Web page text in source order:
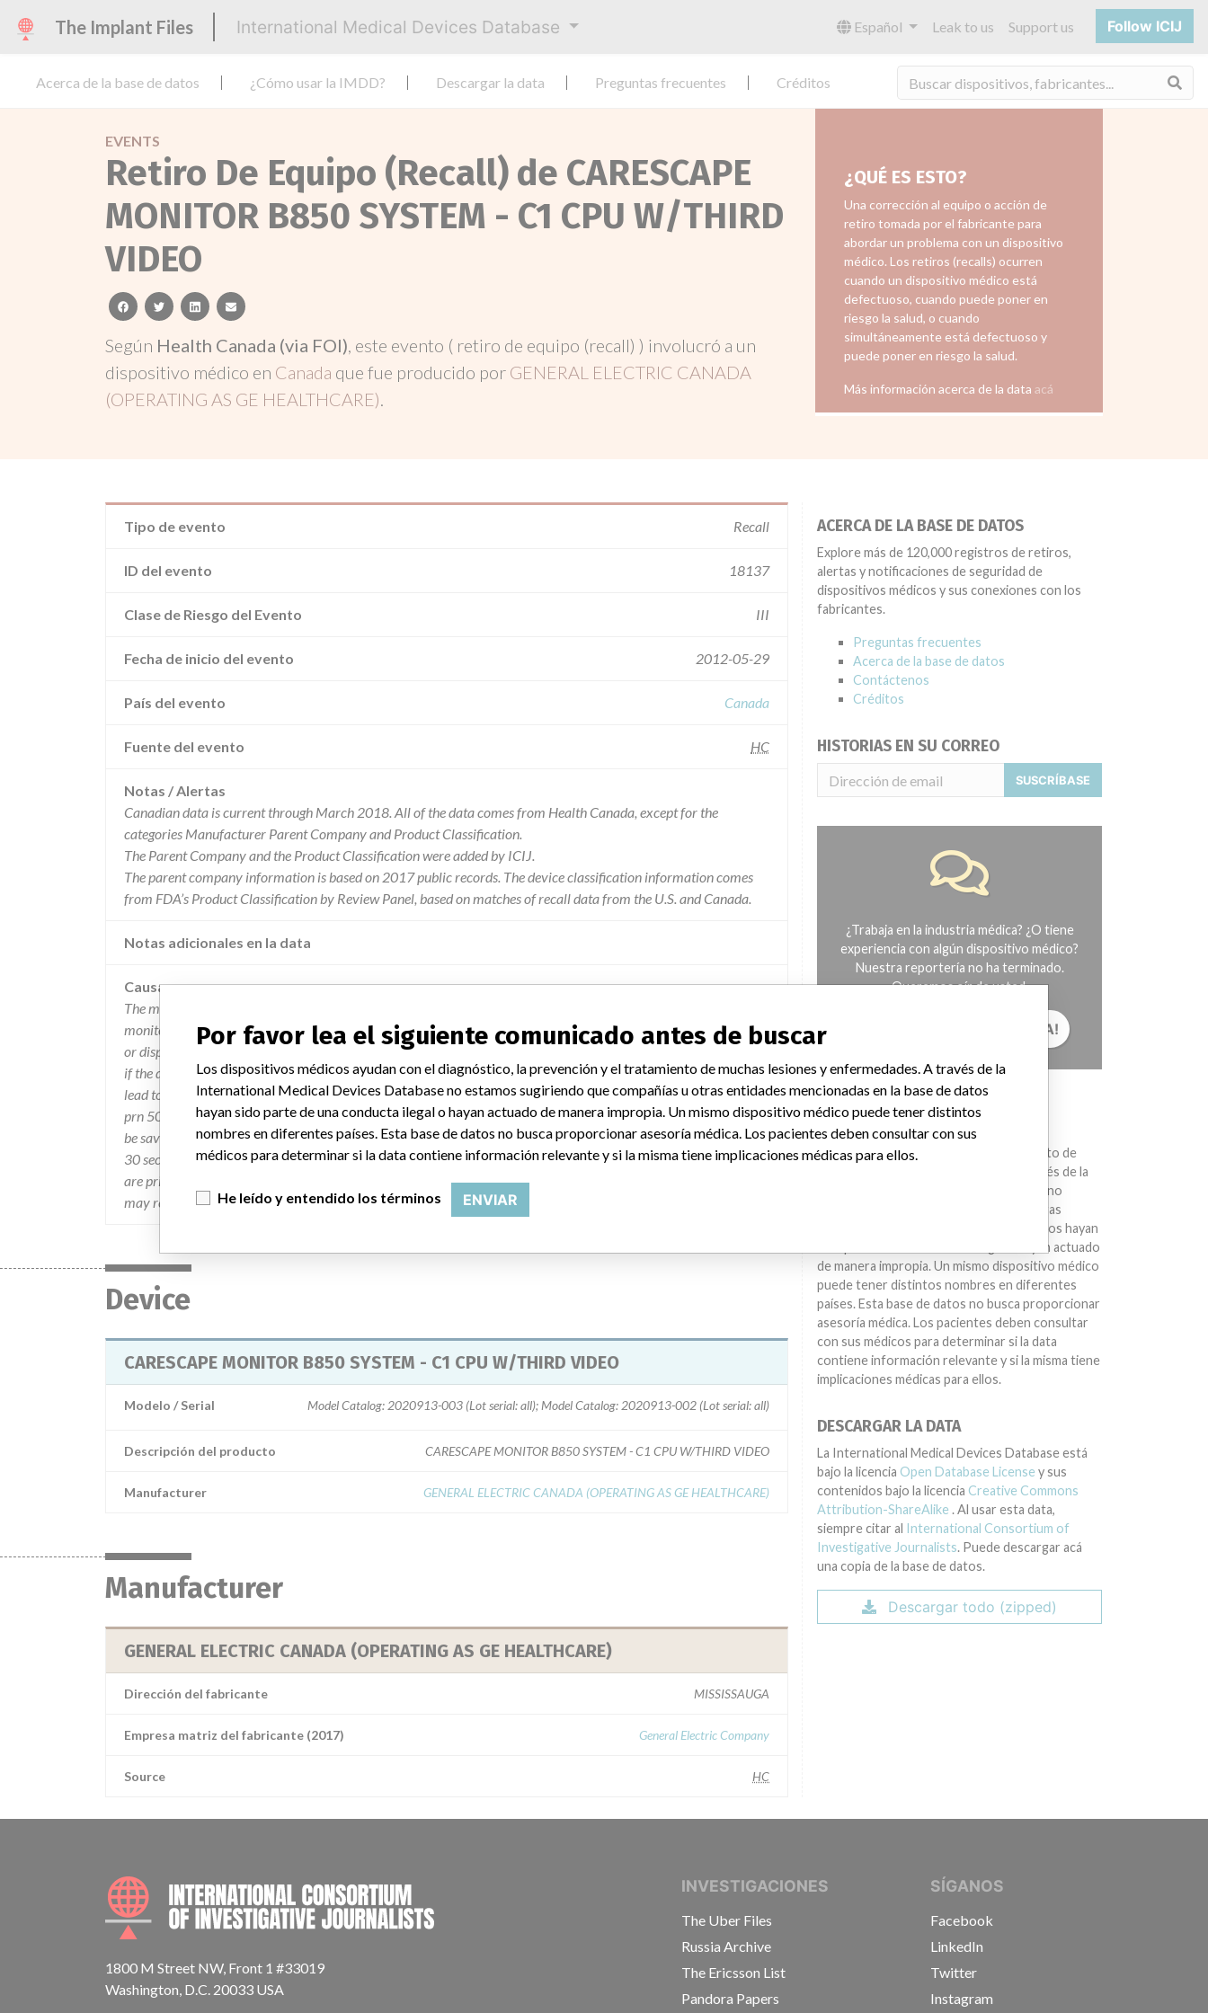
The Implant Files International Medical Devices Database Español Leak to us Support us Follow ICIJ
Acerca de la base de datos ¿Cómo usar la IMDD? Descargar la data Preguntas frecuentes Créditos
EVENTS
Retiro De Equipo (Recall) de CARESCAPE
MONITOR B850 SYSTEM - C1 CPU W/THIRD
VIDEO
facebooktwitterlinkedinemail
Según Health Canada (via FOI), este evento ( retiro de equipo (recall) ) involucró a un
dispositivo médico en Canada que fue producido por GENERAL ELECTRIC CANADA
(OPERATING AS GE HEALTHCARE).
¿QUÉ ES ESTO?
Una corrección al equipo o acción de
retiro tomada por el fabricante para
abordar un problema con un dispositivo
médico. Los retiros (recalls) ocurren
cuando un dispositivo médico está
defectuoso, cuando puede poner en
riesgo la salud, o cuando
simultáneamente está defectuoso y
puede poner en riesgo la salud.
Más información acerca de la data acá
Tipo de evento Recall
ID del evento 18137
Clase de Riesgo del Evento III
Fecha de inicio del evento 2012-05-29
País del evento Canada
Fuente del evento HC
Notas / Alertas
Canadian data is current through March 2018. All of the data comes from Health Canada, except for the
categories Manufacturer Parent Company and Product Classification.
The Parent Company and the Product Classification were added by ICIJ.
The parent company information is based on 2017 public records. The device classification information comes
from FDA’s Product Classification by Review Panel, based on matches of recall data from the U.S. and Canada.
Notas adicionales en la data
Causa
The monitor may enter into a constant boot loop causing it to reboot continuously and will cause loss of overall
monitoring and may lead to delayed treatment. when the usb cable connected to the carescape monitor b850 cpu
or display is insecurely connected or faulty and is able to move the monitor may reboot. reboot may also happen
if the display is continuously set on and off several times. the reboot will cause loss of overall monitoring and may
lead to delayed treatment. there is a remote printing issue with currently printing prn 50 recorder. if the recorder
prn 50 is currently printing when carescape monitor b850 sends printing request to that prn 50 the printing will
be saved only after 12 seconds. the print job will be printed after the printer is ready if the waiting time is less than
30 seconds. b) when the user starts the printing from cic pro to the prn 50 located at the cic pro the printing jobs
are printed locally at the bedside if the network prn 50 is busy. the monitor reboots due to an x server freeze and
may reboot when the monitor is viewed from cic pro or when the printing is initiated from cic pro.
Device
CARESCAPE MONITOR B850 SYSTEM - C1 CPU W/THIRD VIDEO
Modelo / Serial Model Catalog: 2020913-003 (Lot serial: all); Model Catalog: 2020913-002 (Lot serial: all)
Descripción del producto CARESCAPE MONITOR B850 SYSTEM - C1 CPU W/THIRD VIDEO
Manufacturer GENERAL ELECTRIC CANADA (OPERATING AS GE HEALTHCARE)
Manufacturer
GENERAL ELECTRIC CANADA (OPERATING AS GE HEALTHCARE)
Dirección del fabricante MISSISSAUGA
Empresa matriz del fabricante (2017) General Electric Company
Source HC
ACERCA DE LA BASE DE DATOS
Explore más de 120,000 registros de retiros,
alertas y notificaciones de seguridad de
dispositivos médicos y sus conexiones con los
fabricantes.
Preguntas frecuentes
Acerca de la base de datos
Contáctenos
Créditos
HISTORIAS EN SU CORREO
SUSCRÍBASE
¿Trabaja en la industria médica? ¿O tiene
experiencia con algún dispositivo médico?
Nuestra reportería no ha terminado.
Queremos oír de usted.
¡CUÉNTANOS TU HISTORIA!
AVISO
Los dispositivos médicos ayudan con el
diagnóstico, la prevención y el tratamiento de
muchas lesiones y enfermedades. A través de la
International Medical Devices Database no
estamos sugiriendo que compañías u otras
entidades mencionadas en la base de datos hayan
sido parte de una conducta ilegal o hayan actuado
de manera impropia. Un mismo dispositivo médico
puede tener distintos nombres en diferentes
países. Esta base de datos no busca proporcionar
asesoría médica. Los pacientes deben consultar
con sus médicos para determinar si la data
contiene información relevante y si la misma tiene
implicaciones médicas para ellos.
DESCARGAR LA DATA
La International Medical Devices Database está
bajo la licencia Open Database License y sus
contenidos bajo la licencia Creative Commons
Attribution-ShareAlike . Al usar esta data,
siempre citar al International Consortium of
Investigative Journalists. Puede descargar acá
una copia de la base de datos.
Descargar todo (zipped)
INTERNATIONAL CONSORTIUM OF INVESTIGATIVE JOURNALISTS
1800 M Street NW, Front 1 #33019
Washington, D.C. 20033 USA
INVESTIGACIONES
The Uber Files
Russia Archive
The Ericsson List
Pandora Papers
SÍGANOS
Facebook
LinkedIn
Twitter
Instagram
Por favor lea el siguiente comunicado antes de buscar
Los dispositivos médicos ayudan con el diagnóstico, la prevención y el tratamiento de muchas lesiones y enfermedades. A través de la
International Medical Devices Database no estamos sugiriendo que compañías u otras entidades mencionadas en la base de datos
hayan sido parte de una conducta ilegal o hayan actuado de manera impropia. Un mismo dispositivo médico puede tener distintos
nombres en diferentes países. Esta base de datos no busca proporcionar asesoría médica. Los pacientes deben consultar con sus
médicos para determinar si la data contiene información relevante y si la misma tiene implicaciones médicas para ellos.
He leído y entendido los términos ENVIAR